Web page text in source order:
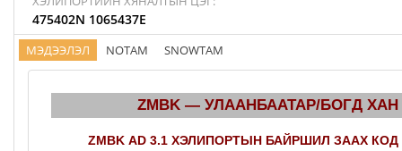
475402N 1065437E
МЭДЭЭЛЭЛ NOTAM SNOWTAM